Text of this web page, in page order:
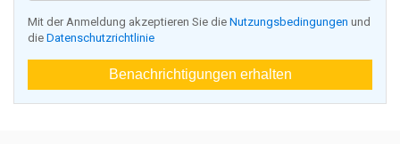
Mit der Anmeldung akzeptieren Sie die Nutzungsbedingungen und
die Datenschutzrichtlinie
Benachrichtigungen erhalten